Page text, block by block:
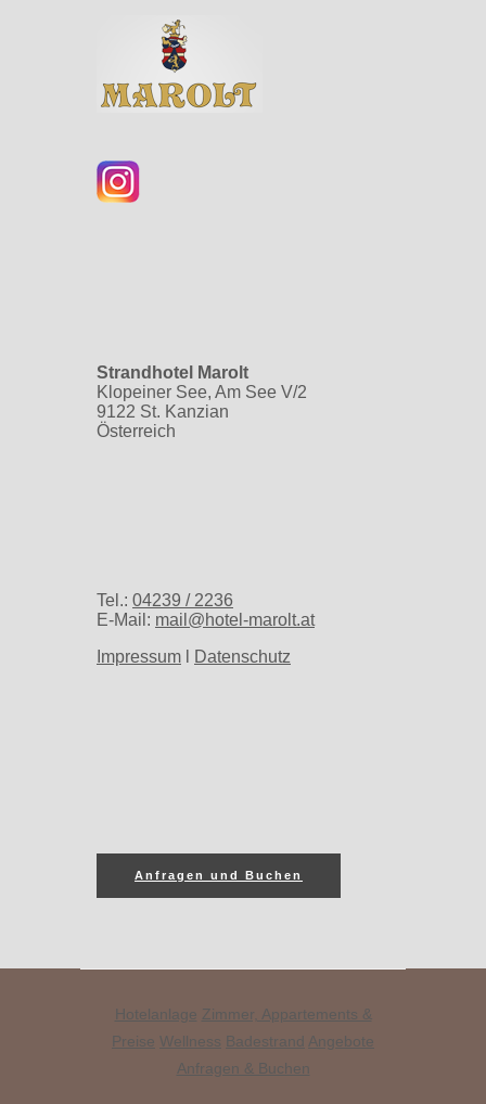
Strandhotel Marolt
Klopeiner See, Am See V/2
9122 St. Kanzian
Österreich
Tel.: 04239 / 2236
E-Mail: mail@hotel-marolt.at
Impressum
Datenschutz
Anfragen und Buchen
Hotelanlage Zimmer, Appartements &
Preise Wellness Badestrand Angebote
Anfragen & Buchen